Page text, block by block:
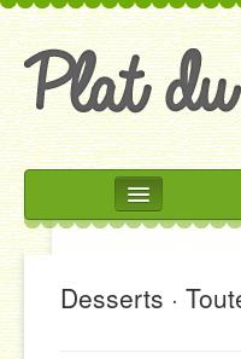
Accueil
Accompagnements
Desserts ·